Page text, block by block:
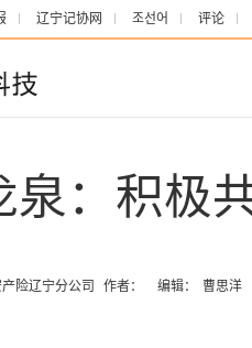
辽宁记协网 조선어 评论
泉：积极
险辽宁分公司 作者： 编辑： 曹思洋